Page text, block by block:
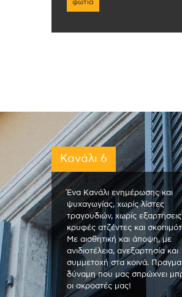
φωτιά
Κανάλι 6
Ένα Κανάλι ενημέρωσης και
ψυχαγωγίας, χωρίς λίστες
τραγουδιών, χωρίς
κρυφές ατζέντες και
Με αισθητική και άποψη, με
ανιδιοτέλεια, ανεξαρτησία και
συμμετοχή στα κοινά.
δύναμη που μας σπρώχνει
οι ακροατές μας!